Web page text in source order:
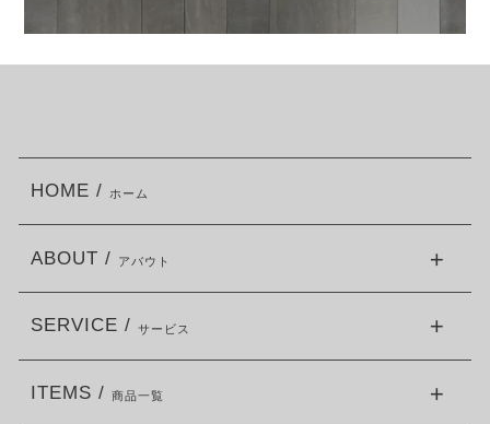
HOME / ホーム
ABOUT / アバウト
SERVICE / サービス
ITEMS / 商品一覧